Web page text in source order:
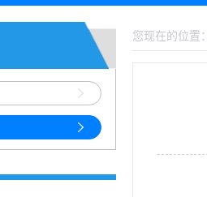
您现在的位置